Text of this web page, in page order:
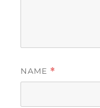
NAME *